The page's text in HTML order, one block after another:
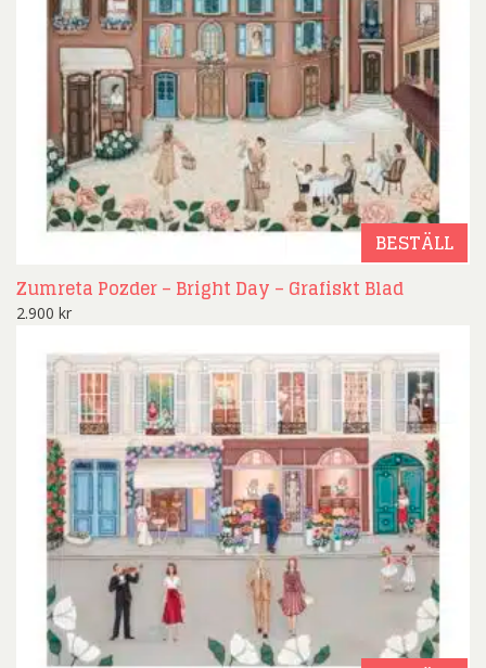
BESTÄLL
Zumreta Pozder – Bright Day – Grafiskt Blad
2.900 kr